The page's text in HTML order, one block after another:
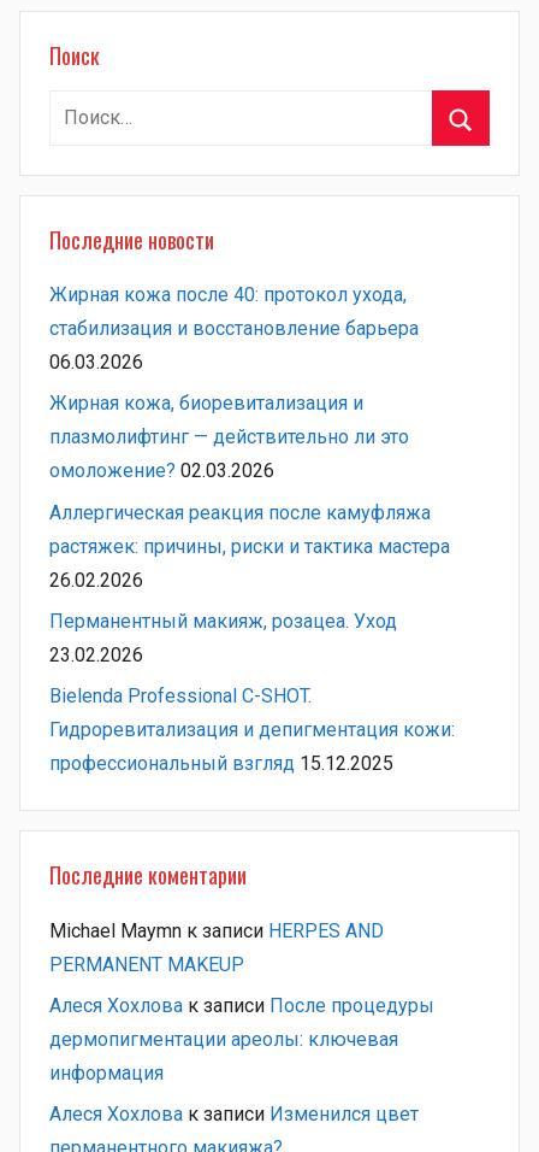
Поиск
Найти:
Последние новости
Жирная кожа после 40: протокол ухода,
стабилизация и восстановление барьера
06.03.2026
Жирная кожа, биоревитализация и
плазмолифтинг — действительно ли это
омоложение? 02.03.2026
Аллергическая реакция после камуфляжа
растяжек: причины, риски и тактика мастера
26.02.2026
Перманентный макияж, розацеа. Уход
23.02.2026
Bielenda Professional C-SHOT.
Гидроревитализация и депигментация кожи:
профессиональный взгляд 15.12.2025
Последние коментарии
Michael Maymn к записи HERPES AND
PERMANENT MAKEUP
Алеся Хохлова к записи После процедуры
дермопигментации ареолы: ключевая
информация
Алеся Хохлова к записи Изменился цвет